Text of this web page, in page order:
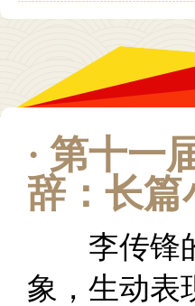
· 第十一
辞：长篇
李传锋的
象，生动表